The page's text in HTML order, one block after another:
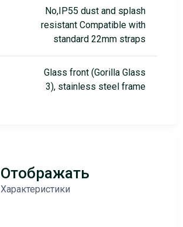
No,IP55 dust and splash
resistant Compatible with
standard 22mm straps
Glass front (Gorilla Glass
3), stainless steel frame
Отображать
Характеристики